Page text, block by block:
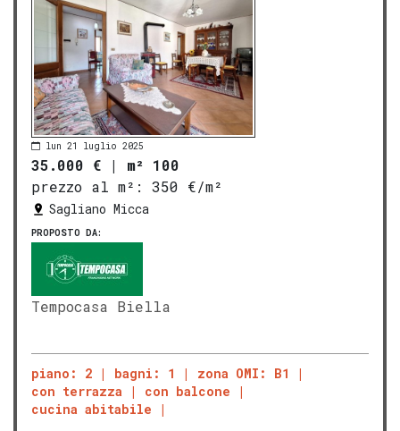
lun 21 luglio 2025
35.000 € | m² 100
prezzo al m²:
350 €/m²
Sagliano Micca
PROPOSTO DA:
Tempocasa Biella
piano: 2 bagni: 1
zona OMI: B1
con terrazza
con balcone
cucina abitabile